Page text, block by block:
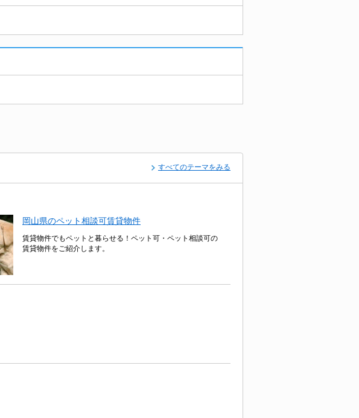
すべてのテーマをみる
岡山県のペット相談可賃貸物件
賃貸物件でもペットと暮らせる！ペット可・ペット相談可の
賃貸物件をご紹介します。